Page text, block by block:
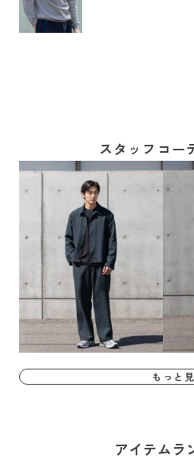
スタッフコー
もっと
アイテムラ